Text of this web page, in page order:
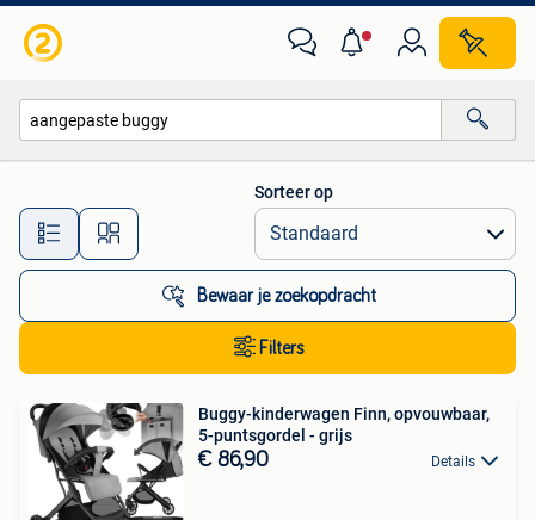
Alle afstanden…
Sorteer op
Bewaar je zoekopdracht
Filters
Buggy-kinderwagen Finn, opvouwbaar,
5-puntsgordel - grijs
€ 86,90 Details